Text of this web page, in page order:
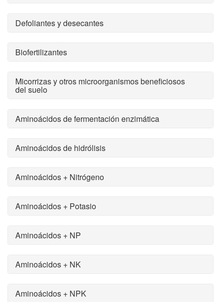
Defoliantes y desecantes
Biofertilizantes
Micorrizas y otros microorganismos beneficiosos
del suelo
Aminoácidos de fermentación enzimática
Aminoácidos de hidrólisis
Aminoácidos + Nitrógeno
Aminoácidos + Potasio
Aminoácidos + NP
Aminoácidos + NK
Aminoácidos + NPK